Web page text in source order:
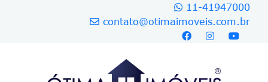
11-41947000
contato@otimaimoveis.com.br